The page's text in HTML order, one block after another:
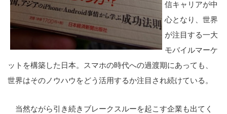
信キャリアが中
心となり、世界
が注目する一大
モバイルマーケ
ットを構築した日本。スマホの時代への過渡期にあっても、
世界はそのノウハウをどう活用するか注目され続けている。
当然ながら引き続きブレークスルーを起こす企業も出てく